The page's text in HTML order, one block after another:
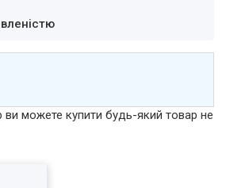
ви можете купити будь-який товар не